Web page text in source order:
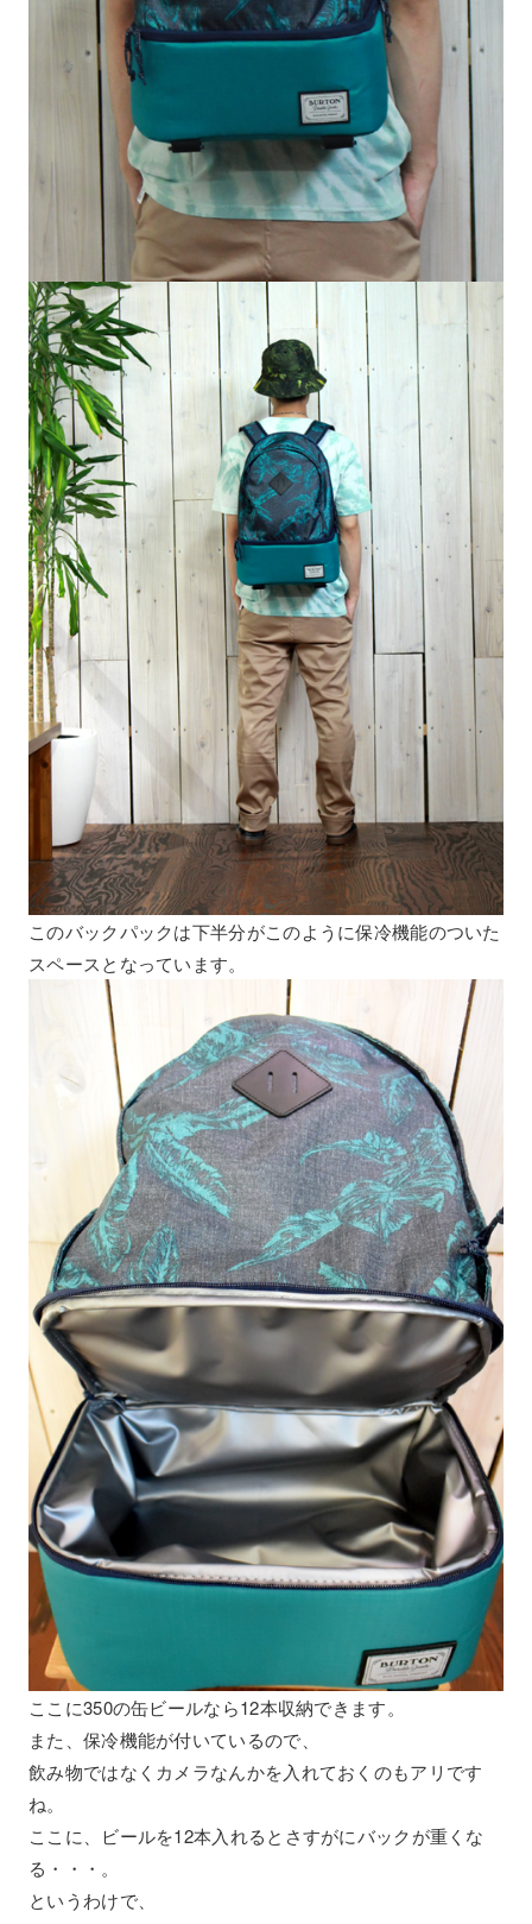
このバックパックは下半分がこのように保冷機能のついた
スペースとなっています。
ここに350の缶ビールなら12本収納できます。
また、保冷機能が付いているので、
飲み物ではなくカメラなんかを入れておくのもアリです
ね。
ここに、ビールを12本入れるとさすがにバックが重くな
る・・・。
というわけで、